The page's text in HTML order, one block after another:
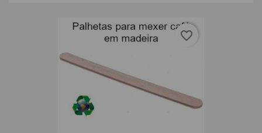
favorite_border